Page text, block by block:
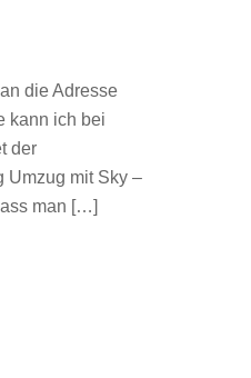
die Adresse
kann ich bei
der
Umzug mit Sky –
man […]